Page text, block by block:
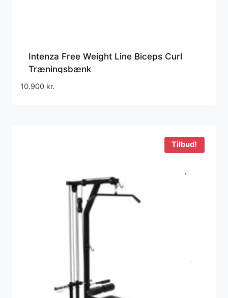
Intenza Free Weight Line Biceps Curl
Træningsbænk
10.900 kr.
Tilbud!